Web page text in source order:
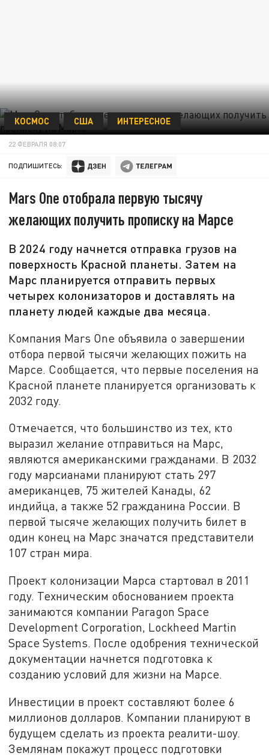
КОСМОС США ИНТЕРЕСНОЕ
22 ФЕВРАЛЯ 08:07
ПОДПИШИТЕСЬ:
Mars One отобрала первую тысячу
желающих получить прописку на Марсе
В 2024 году начнется отправка грузов на
поверхность Красной планеты. Затем на
Марс планируется отправить первых
четырех колонизаторов и доставлять на
планету людей каждые два месяца.
Компания Mars One объявила о завершении
отбора первой тысячи желающих пожить на
Марсе. Сообщается, что первые поселения на
Красной планете планируется организовать к
2032 году.
Отмечается, что большинство из тех, кто
выразил желание отправиться на Марс,
являются американскими гражданами. В 2032
году марсианами планируют стать 297
американцев, 75 жителей Канады, 62
индийца, а также 52 гражданина России. В
первой тысяче желающих получить билет в
один конец на Марс значатся представители
107 стран мира.
Проект колонизации Марса стартовал в 2011
году. Техническим обоснованием проекта
занимаются компании Paragon Space
Development Corporation, Lockheed Martin
Space Systems. После одобрения технической
документации начнется подготовка к
созданию условий для жизни на Марсе.
Инвестиции в проект составляют более 6
миллионов долларов. Компании планируют в
будущем сделать из проекта реалити-шоу.
Землянам покажут процесс подготовки